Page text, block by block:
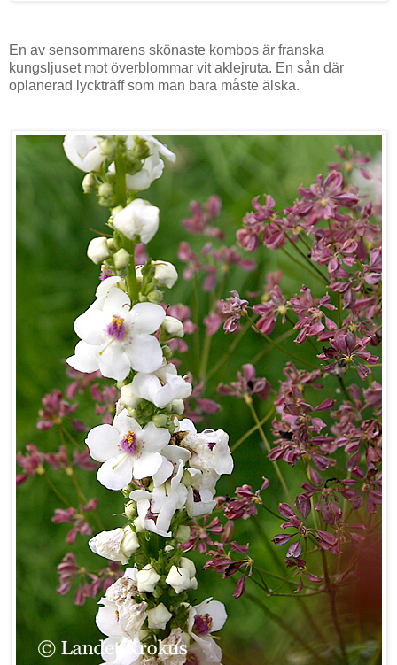
En av sensommarens skönaste kombos är franska
kungsljuset mot överblommar vit aklejruta. En sån där
oplanerad lyckträff som man bara måste älska.